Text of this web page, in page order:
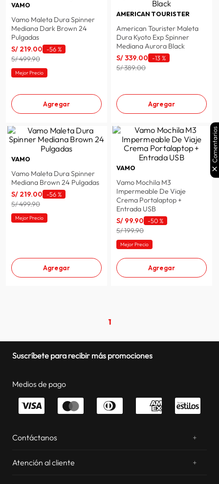
VAMO
Vamo Maleta Dura Spinner
Mediana Dark Brown 24
Pulgadas
S/ 219.00 -56 %
S/ 499.90
Mejor Precio
Agregar
AMERICAN TOURISTER
American Tourister Maleta
Dura Kyoto Exp Spinner
Mediana Aurora Black
S/339.00 -13 %
S/ 389.00
Agregar
VAMO
Vamo Maleta Dura Spinner
Mediana Brown 24 Pulgadas
S/ 219.00 -56 %
S/ 499.90
Mejor Precio
Agregar
VAMO
Vamo Mochila M3
Impermeable De Viaje
Crema Portalaptop +
Entrada USB
S/ 99.90 -50 %
S/ 199.90
Mejor Precio
Agregar
1
Suscríbete para recibir más promociones
Medios de pago
Contáctanos +
Atención al cliente
+
Comentarios